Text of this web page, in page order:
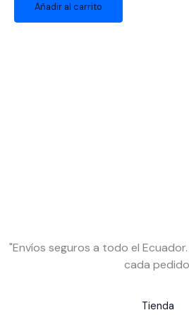
Añadir al carrito
"Envíos seguros a todo el
cada
Tienda